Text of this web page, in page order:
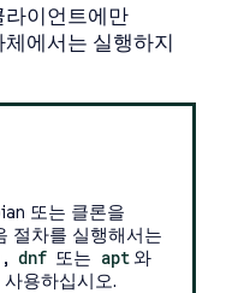
라이언트에만
체에서는 실행하지
또는 클론을
절차를 실행해서는
, dnf 또는 apt와
용하십시오.